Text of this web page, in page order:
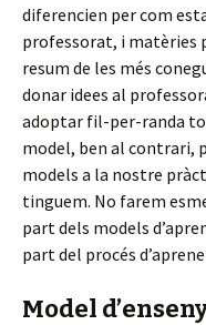
diferencien per com
professorat, i matèries
resum de les més
donar idees al
adoptar fil-per-randa
model, ben al contrari,
models a la nostre
tinguem. No farem
part dels models
part del procés
Model